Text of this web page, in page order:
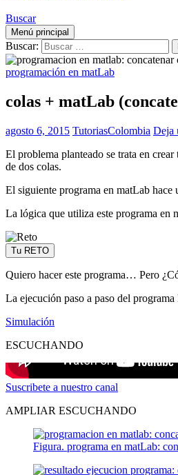
Buscar
Menú principal
Buscar:
programación en matLab
colas + matLab
agosto 6, 2015 TutoriasColombia Deja
El problema planteado se trata en
de dos colas.
El siguiente programa en matLab hace
La lógica que utiliza este programa en
Tu RETO
Quiero hacer este programa… Pero
La ejecución paso a paso del programa
Simulación
ESCUCHANDO
Suscribete a nuestro canal
AMPLIAR ESCUCHANDO
Figura. programa en matLab: